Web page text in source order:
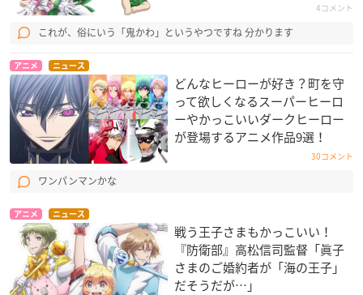
4コメント
これが、俗にいう「鬼かわ」というやつですね 分かります
アニメ ニュース
どんなヒーローが好き？町を守
って欲しくなるスーパーヒーロ
ーやかっこいいダークヒーロー
が登場するアニメ作品9選！
30コメント
ワンパンマンかな
アニメ ニュース
戦う王子さまもかっこいい！
『防衛部』高松信司監督「眞子
さまのご婚約者が「海の王子」
だそうだが…」